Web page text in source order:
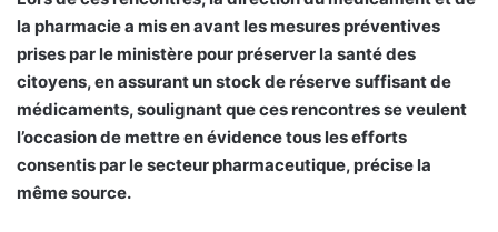
la pharmacie a mis en avant les mesures préventives
prises par le ministère pour préserver la santé des
citoyens, en assurant un stock de réserve suffisant de
médicaments, soulignant que ces rencontres se veulent
l’occasion de mettre en évidence tous les efforts
consentis par le secteur pharmaceutique, précise la
même source.